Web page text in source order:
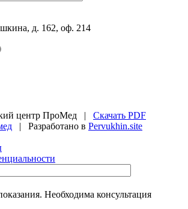
д. 162, оф. 214
центр ПроМед | Скачать PDF
| Разработано в Pervukhin.site
Необходима консультация